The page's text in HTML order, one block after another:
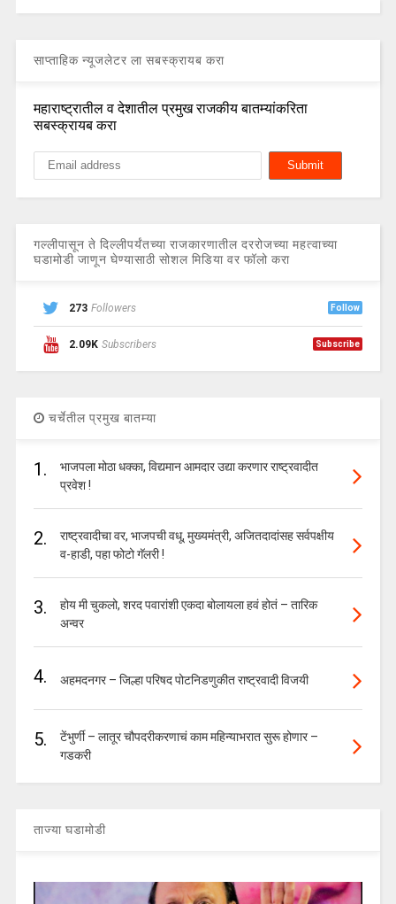
साप्ताहिक न्यूजलेटर ला सबस्क्रायब करा
महाराष्ट्रातील व देशातील प्रमुख राजकीय बातम्यांकरिता
सबस्क्रायब करा
गल्लीपासून ते दिल्लीपर्यंतच्या राजकारणातील दररोजच्या महत्वाच्या
घडामोडी जाणून घेण्यासाठी सोशल मिडिया वर फॉलो करा
273 Followers Follow
2.09K Subscribers Subscribe
चर्चेतील प्रमुख बातम्या
1.
भाजपला मोठा धक्का, विद्यमान आमदार उद्या करणार राष्ट्रवादीत
प्रवेश !
2.
राष्ट्रवादीचा वर, भाजपची वधू, मुख्यमंत्री, अजितदादांसह सर्वपक्षीय
व-हाडी, पहा फोटो गॅलरी !
3.
होय मी चुकलो, शरद पवारांशी एकदा बोलायला हवं होतं – तारिक
अन्वर
4. अहमदनगर – जिल्हा परिषद पोटनिडणुकीत राष्ट्रवादी विजयी
5.
टेंभुर्णी – लातूर चौपदरीकरणाचं काम महिन्याभरात सुरू होणार –
गडकरी
ताज्या घडामोडी